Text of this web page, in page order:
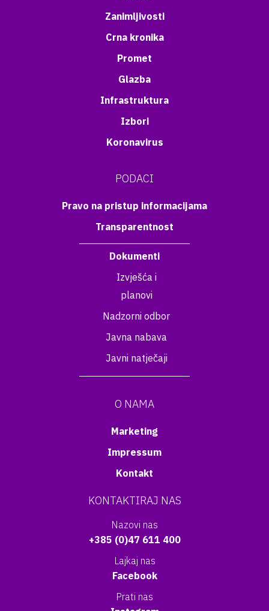
Zanimljivosti
Crna kronika
Promet
Glazba
Infrastruktura
Izbori
Koronavirus
PODACI
Pravo na pristup informacijama
Transparentnost
Dokumenti
Izvješća i
planovi
Nadzorni odbor
Javna nabava
Javni natječaji
O NAMA
Marketing
Impressum
Kontakt
KONTAKTIRAJ NAS
Nazovi nas
+385 (0)47 611 400
Lajkaj nas
Facebook
Prati nas